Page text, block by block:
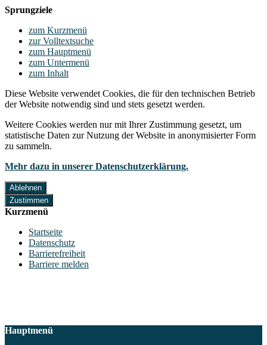
Sprungziele
zum Kurzmenü
zur Volltextsuche
zum Hauptmenü
zum Untermenü
zum Inhalt
Diese Website verwendet Cookies, die für den technischen Betrieb
der Website notwendig sind und stets gesetzt werden.
Weitere Cookies werden nur mit Ihrer Zustimmung gesetzt, um
statistische Daten zur Nutzung der Website in anonymisierter Form
zu sammeln.
Mehr dazu in unserer Datenschutzerklärung.
Ablehnen
Zustimmen
Kurzmenü
Startseite
Datenschutz
Barrierefreiheit
Barriere melden
Hauptmenü